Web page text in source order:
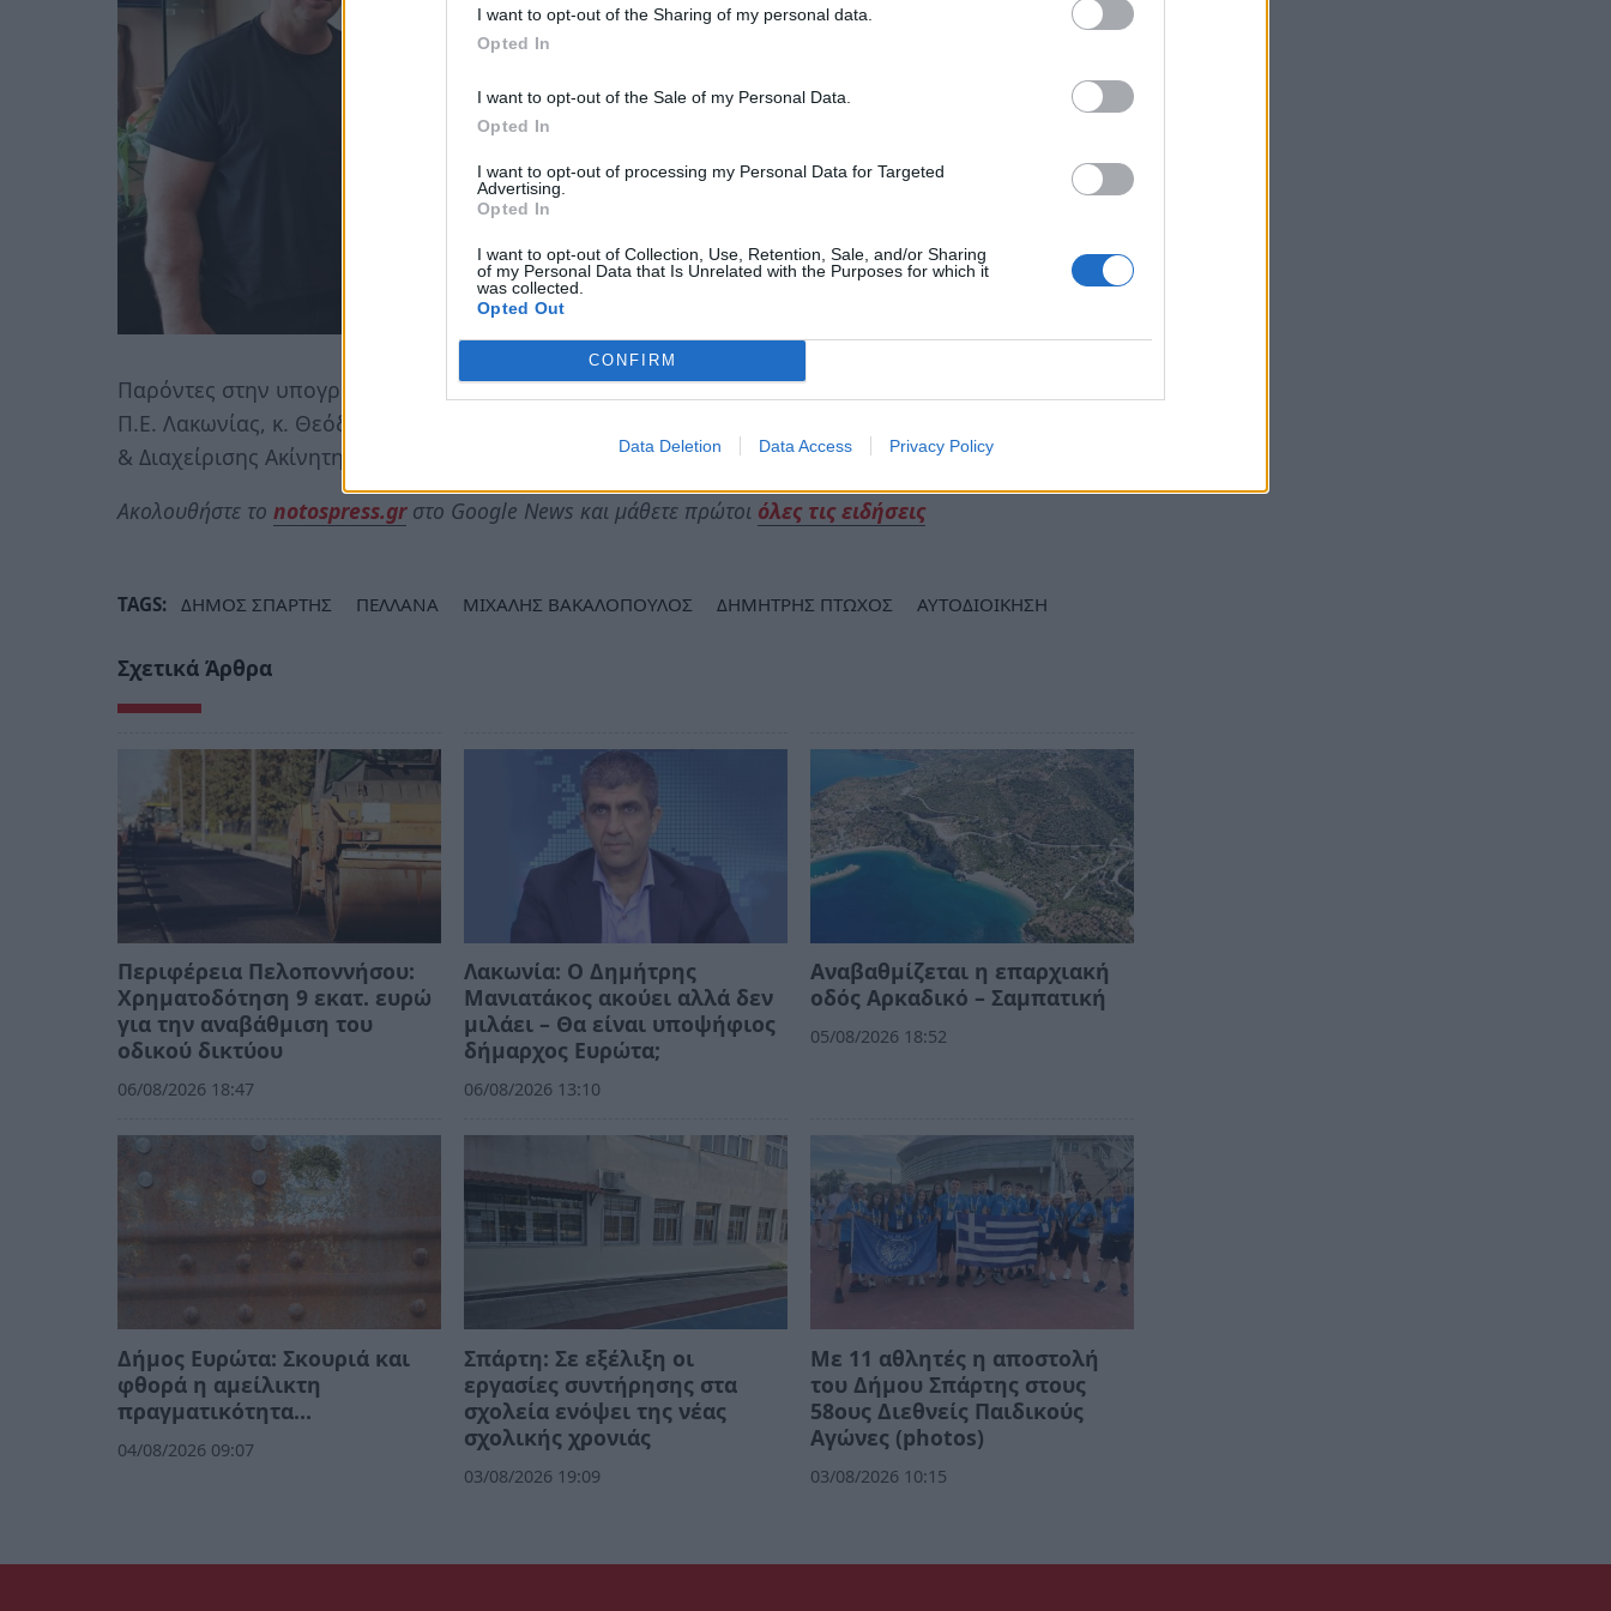
I want to opt-out of the Sharing of my personal data.
Opted In
I want to opt-out of the Sale of my Personal Data.
Opted In
I want to opt-out of processing my Personal Data for Targeted
Advertising.
Opted In
I want to opt-out of Collection, Use, Retention, Sale, and/or Sharing
of my Personal Data that Is Unrelated with the Purposes for which it
was collected.
Opted Out
CONFIRM
Data Deletion Data Access Privacy Policy
Παρόντες στην υπογραφή της Προγραμματικής Σύμβασης ήταν ο Αντιπεριφερειάρχης
Π.Ε. Λακωνίας, κ. Θεόδωρος Βερούτης και ο Αντιπεριφερειάρχης Χωρικού Σχεδιασμού
& Διαχείρισης Ακίνητης Περιουσίας, κ. Σπύρος Τζινιέρης.
Ακολουθήστε το notospress.grστο Google News και μάθετε πρώτοι όλες τις ειδήσεις
TAGS: ΔΗΜΟΣ ΣΠΑΡΤΗΣ ΠΕΛΛΑΝΑ ΜΙΧΑΛΗΣ ΒΑΚΑΛΟΠΟΥΛΟΣ ΔΗΜΗΤΡΗΣ ΠΤΩΧΟΣ ΑΥΤΟΔΙΟΙΚΗΣΗ
Σχετικά Άρθρα
Περιφέρεια Πελοποννήσου:
Χρηματοδότηση 9 εκατ. ευρώ
για την αναβάθμιση του
οδικού δικτύου
06/08/2026 18:47
Λακωνία: Ο Δημήτρης
Μανιατάκος ακούει αλλά δεν
μιλάει – Θα είναι υποψήφιος
δήμαρχος Ευρώτα;
06/08/2026 13:10
Αναβαθμίζεται η επαρχιακή
οδός Αρκαδικό – Σαμπατική
05/08/2026 18:52
Δήμος Ευρώτα: Σκουριά και
φθορά η αμείλικτη
πραγματικότητα…
04/08/2026 09:07
Σπάρτη: Σε εξέλιξη οι
εργασίες συντήρησης στα
σχολεία ενόψει της νέας
σχολικής χρονιάς
03/08/2026 19:09
Με 11 αθλητές η αποστολή
του Δήμου Σπάρτης στους
58ους Διεθνείς Παιδικούς
Αγώνες (photos)
03/08/2026 10:15